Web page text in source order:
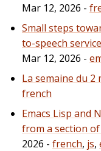
Mar 12, 2026 -
Small steps
to-speech
Mar 12, 2026 -
La semaine du 2
french
Emacs Lisp and
from a section
2026 - french, js,